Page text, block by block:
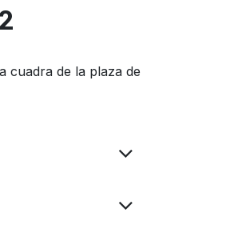
cuadra de la plaza de